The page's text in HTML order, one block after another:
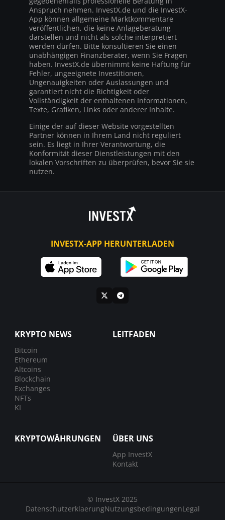
Anspruch nehmen. InvestX.de und die InvestX-
App können allgemeine Marktkommentare
veröffentlichen, die keine Anlageberatung
darstellen und nicht als solche interpretiert
werden dürfen. Bitte konsultieren Sie einen
unabhängigen Finanzberater, wenn Sie Fragen
haben. InvestX.de übernimmt keine Haftung für
Fehler, ungeeignete Investitionen,
Ungenauigkeiten oder Auslassungen und
garantiert nicht die Richtigkeit oder
Vollständigkeit der enthaltenen Informationen,
Texte, Grafiken, Links oder anderer Inhalte.
Einige der auf dieser Website vorgestellten
Partner können in Ihrem Land nicht reguliert
sein. Es liegt in Ihrer Verantwortung, die
Konformität dieser Dienstleistungen mit den
lokalen Vorschriften zu überprüfen, bevor Sie sie
nutzen.
INVESTX-APP HERUNTERLADEN
KRYPTO NEWS
Bitcoin
Ethereum
Altcoins
Blockchain
Exchanges
NFTs
KI
LEITFADEN
KRYPTOWÄHRUNGEN ÜBER UNS
App InvestX
Kontakt
© InvestX 2025
DatenschutzerklaerungNutzungsbedingungenLegal